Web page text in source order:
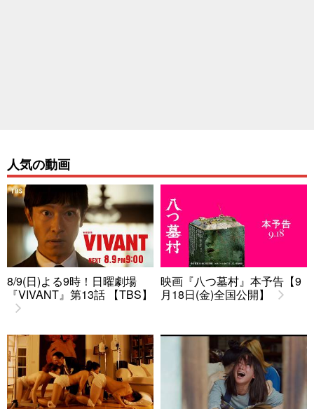
人気の動画
8/9(日)よる9時！日曜劇場
『VIVANT』第13話 【TBS】
映画『八つ墓村』本予告【9
月18日(金)全国公開】